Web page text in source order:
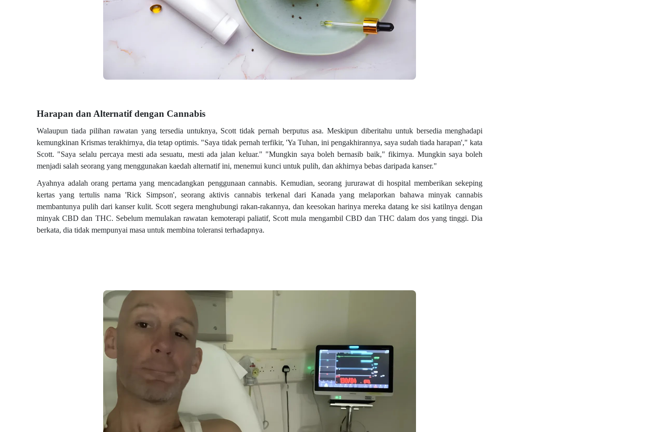
Harapan dan Alternatif dengan Cannabis
Walaupun tiada pilihan rawatan yang tersedia untuknya, Scott tidak pernah berputus asa. Meskipun diberitahu untuk bersedia menghadapi
kemungkinan Krismas terakhirnya, dia tetap optimis. "Saya tidak pernah terfikir, 'Ya Tuhan, ini pengakhirannya, saya sudah tiada harapan'," kata
Scott. "Saya selalu percaya mesti ada sesuatu, mesti ada jalan keluar." "Mungkin saya boleh bernasib baik," fikirnya. Mungkin saya boleh
menjadi salah seorang yang menggunakan kaedah alternatif ini, menemui kunci untuk pulih, dan akhirnya bebas daripada kanser."
Ayahnya adalah orang pertama yang mencadangkan penggunaan cannabis. Kemudian, seorang jururawat di hospital memberikan sekeping
kertas yang tertulis nama 'Rick Simpson', seorang aktivis cannabis terkenal dari Kanada yang melaporkan bahawa minyak cannabis
membantunya pulih dari kanser kulit. Scott segera menghubungi rakan-rakannya, dan keesokan harinya mereka datang ke sisi katilnya dengan
minyak CBD dan THC. Sebelum memulakan rawatan kemoterapi paliatif, Scott mula mengambil CBD dan THC dalam dos yang tinggi. Dia
berkata, dia tidak mempunyai masa untuk membina toleransi terhadapnya.